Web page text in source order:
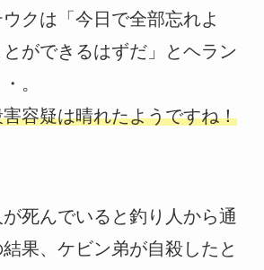
クは「今日で全部忘れよ
ができるはずだ」とヘラン
。
容疑は晴れたようですね！
死んでいると釣り人から通
果、ケビン弟が自殺したと